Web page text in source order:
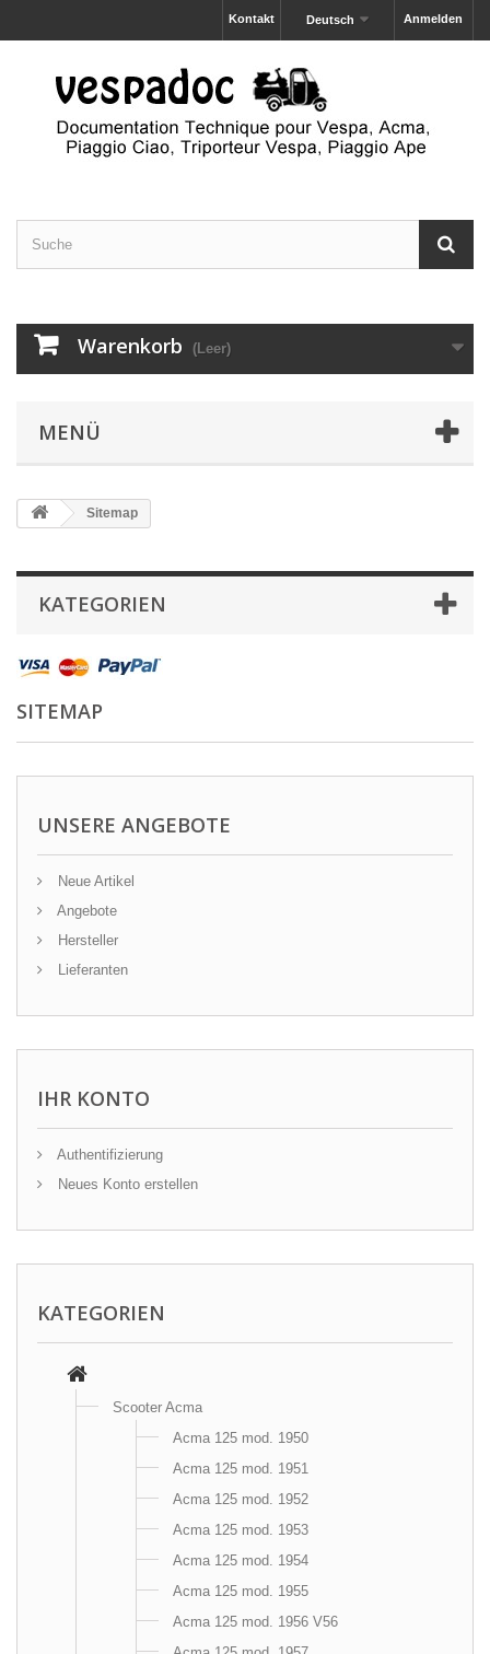
Anmelden
Deutsch
Kontakt
Warenkorb (Leer)
MENÜ
Sitemap
KATEGORIEN
SITEMAP
UNSERE ANGEBOTE
Neue Artikel
Angebote
Hersteller
Lieferanten
IHR KONTO
Authentifizierung
Neues Konto erstellen
KATEGORIEN
Scooter Acma
Acma 125 mod. 1950
Acma 125 mod. 1951
Acma 125 mod. 1952
Acma 125 mod. 1953
Acma 125 mod. 1954
Acma 125 mod. 1955
Acma 125 mod. 1956 V56